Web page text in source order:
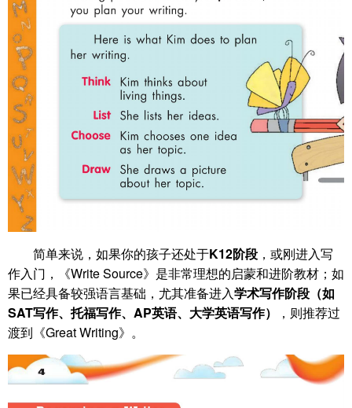
简单来说，如果你的孩子还处于K12阶段 ，或刚进入写
作入门，《Write Source》是非常理想的启蒙和进阶教材；如
果已经具备较强语言基础，尤其准备进入学术写作阶段（如
SAT写作、托福写作、AP英语、大学英语写作）
，则推荐过
渡到《Great Writing》。